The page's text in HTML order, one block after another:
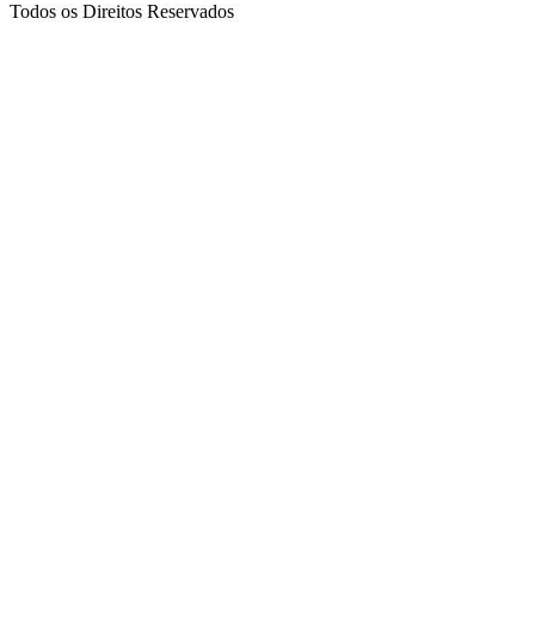
Todos os Direitos Reservados